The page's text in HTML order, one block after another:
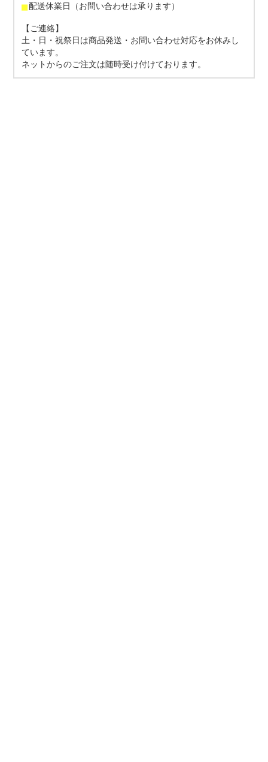
■配送休業日（お問い合わせは承ります）
【ご連絡】
土・日・祝祭日は商品発送・お問い合わせ対応をお休みし
ています。
ネットからのご注文は随時受け付けております。